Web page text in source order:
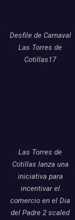
Desfile de Carnaval
Las Torres de
Cotillas17
Las Torres de
Cotillas lanza una
iniciativa para
incentivar el
comercio en el Dia
del Padre 2 scaled